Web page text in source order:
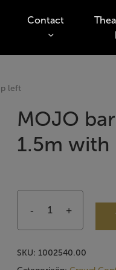
Contact
left
MOJO
1.5m
SKU: 1002540.00